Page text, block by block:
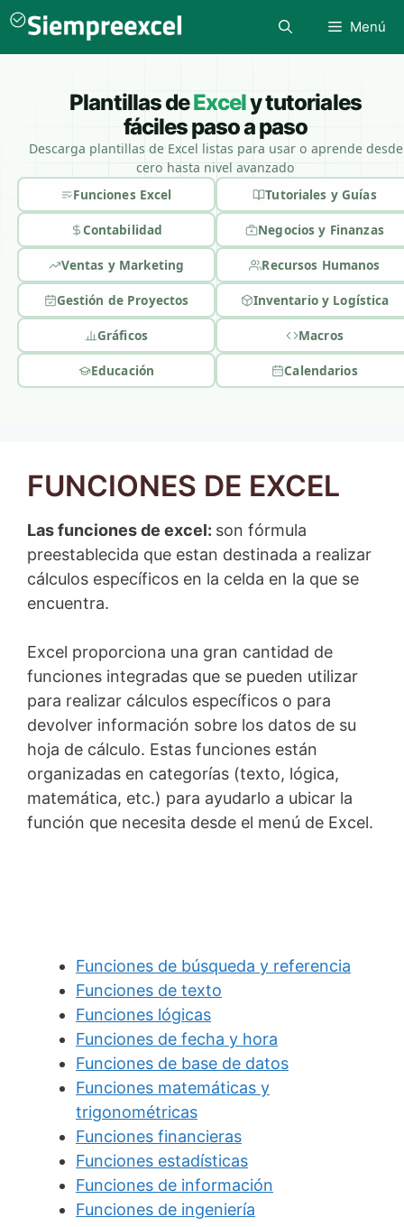
Saltar
contenido
Menú
Plantillas deExcely tutoriales
fáciles paso a paso
Descarga plantillas de Excel listas para usar o aprende desde
cero hasta nivel avanzado
Funciones Excel
Tutoriales y Guías
Contabilidad Negocios y Finanzas
Ventas y Marketing Recursos Humanos
Gestión de Proyectos Inventario y Logística
Gráficos Macros
Educación Calendarios
FUNCIONES DE EXCEL
Las funciones de excel: son fórmula
preestablecida que estan destinada a realizar
cálculos específicos en la celda en la que se
encuentra.
Excel proporciona una gran cantidad de
funciones integradas que se pueden utilizar
para realizar cálculos específicos o para
devolver información sobre los datos de su
hoja de cálculo. Estas funciones están
organizadas en categorías (texto, lógica,
matemática, etc.) para ayudarlo a ubicar la
función que necesita desde el menú de Excel.
Funciones de búsqueda y referencia
Funciones de texto
Funciones lógicas
Funciones de fecha y hora
Funciones de base de datos
Funciones matemáticas y
trigonométricas
Funciones financieras
Funciones estadísticas
Funciones de información
Funciones de ingeniería